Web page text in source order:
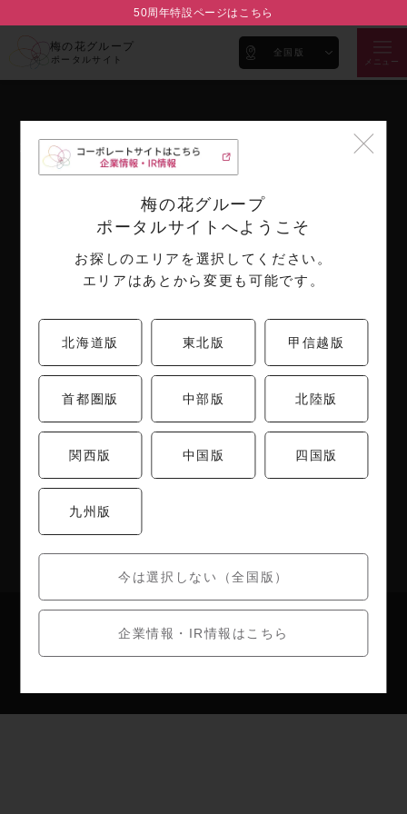
50周年特設ページはこちら
梅の花グループ
ポータルサイト
全国版
メニュー
梅の花グループ
ポータルサイトへようこそ
お探しのエリアを選択してください。
エリアはあとから変更も可能です。
北海道版 東北版 甲信越版
首都圏版 中部版 北陸版
関西版 中国版 四国版
九州版
今は選択しない（全国版）
企業情報・IR情報はこちら
梅の花ブランド
会社概要
取り組み
決算短信
月次売上情報
公告
お知らせ
採用情報
Copyright (c) umenohana All Right Reserved